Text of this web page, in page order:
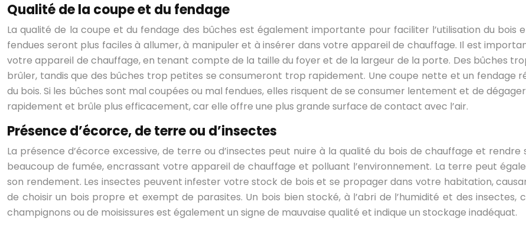
Qualité de la coupe et du fendage
La qualité de la coupe et du fendage des bûches est également importante pour faciliter l’utilisation du
fendues seront plus faciles à allumer, à manipuler et à insérer dans votre appareil de chauffage. Il est
votre appareil de chauffage, en tenant compte de la taille du foyer et de la largeur de la porte. Des bûches
brûler, tandis que des bûches trop petites se consumeront trop rapidement. Une coupe nette et un fendage
du bois. Si les bûches sont mal coupées ou mal fendues, elles risquent de se consumer lentement et de
rapidement et brûle plus efficacement, car elle offre une plus grande surface de contact avec l’air.
Présence d’écorce, de terre ou d’insectes
La présence d’écorce excessive, de terre ou d’insectes peut nuire à la qualité du bois de chauffage et
beaucoup de fumée, encrassant votre appareil de chauffage et polluant l’environnement. La terre peut
son rendement. Les insectes peuvent infester votre stock de bois et se propager dans votre habitation,
de choisir un bois propre et exempt de parasites. Un bois bien stocké, à l’abri de l’humidité et des insectes,
champignons ou de moisissures est également un signe de mauvaise qualité et indique un stockage inadéquat.